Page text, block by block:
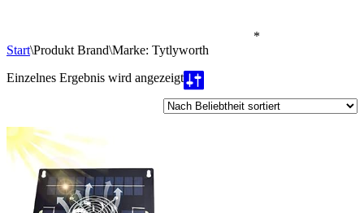
*
Start\Produkt Brand\Marke: Tytlyworth
Einzelnes Ergebnis wird angezeigt